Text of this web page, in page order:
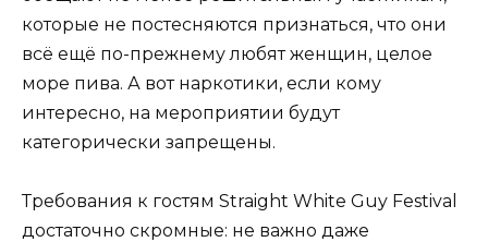
которые не постесняются признаться, что они
всё ещё по-прежнему любят женщин, целое
море пива. А вот наркотики, если кому
интересно, на мероприятии будут
категорически запрещены.
Требования к гостям Straight White Guy Festival
достаточно скромные: не важно даже